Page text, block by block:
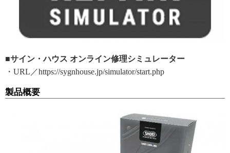
■サイン・ハウス オンライン修理シミュレーター
・URL／https://sygnhouse.jp/simulator/start.php
製品概要